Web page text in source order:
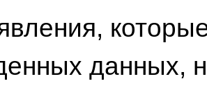
данных,